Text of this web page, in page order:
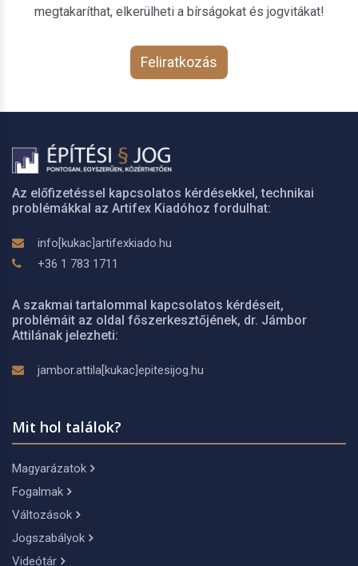
megtakaríthat, elkerülheti a bírságokat és jogvitákat!
Feliratkozás
Az előfizetéssel kapcsolatos kérdésekkel, technikai
problémákkal az Artifex Kiadóhoz fordulhat:
info[kukac]artifexkiado.hu
+36 1 783 1711
A szakmai tartalommal kapcsolatos kérdéseit,
problémáit az oldal főszerkesztőjének, dr. Jámbor
Attilának jelezheti:
jambor.attila[kukac]epitesijog.hu
Mit hol találok?
Magyarázatok
Fogalmak
Változások
Jogszabályok
Videótár